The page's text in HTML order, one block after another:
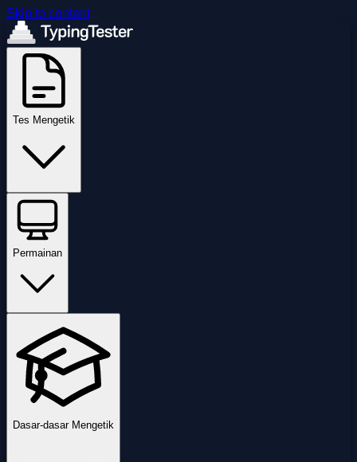
Skip to content
Tes Mengetik
Permainan
Dasar-dasar Mengetik